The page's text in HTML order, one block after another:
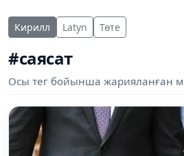
Кирилл Latyn Төте
#саясат
Осы тег бойынша жарияланған